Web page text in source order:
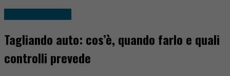
Tagliando auto: cos’è, quando farlo e quali
controlli prevede